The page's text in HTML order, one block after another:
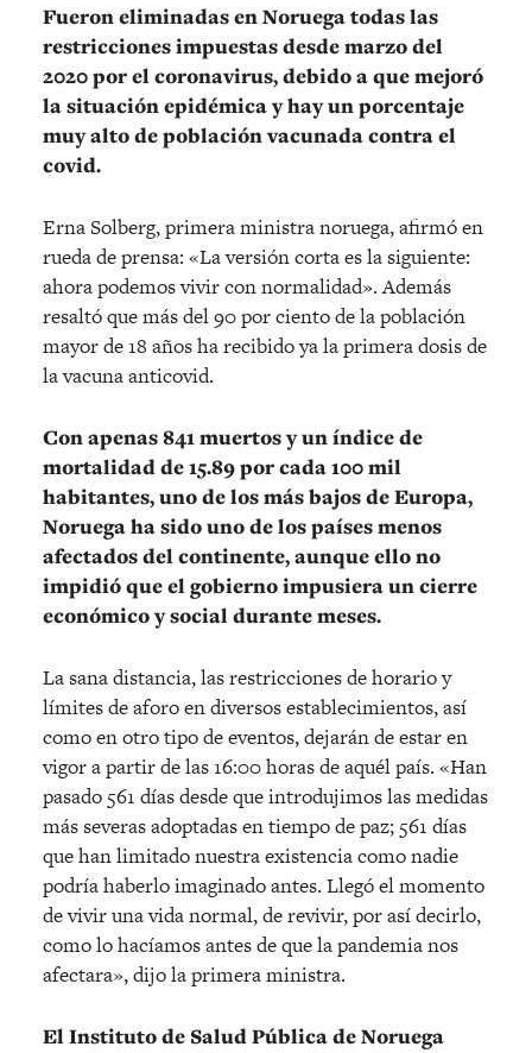
Fueron eliminadas en Noruega todas las
restricciones impuestas desde marzo del
2020 por el coronavirus, debido a que mejoró
la situación epidémica y hay un porcentaje
muy alto de población vacunada contra el
covid.
Erna Solberg, primera ministra noruega, afirmó en
rueda de prensa: «La versión corta es la siguiente:
ahora podemos vivir con normalidad». Además
resaltó que más del 90 por ciento de la población
mayor de 18 años ha recibido ya la primera dosis de
la vacuna anticovid.
Con apenas 841 muertos y un índice de
mortalidad de 15.89 por cada 100 mil
habitantes, uno de los más bajos de Europa,
Noruega ha sido uno de los países menos
afectados del continente, aunque ello no
impidió que el gobierno impusiera un cierre
económico y social durante meses.
La sana distancia, las restricciones de horario y
límites de aforo en diversos establecimientos, así
como en otro tipo de eventos, dejarán de estar en
vigor a partir de las 16:00 horas de aquél país. «Han
pasado 561 días desde que introdujimos las medidas
más severas adoptadas en tiempo de paz; 561 días
que han limitado nuestra existencia como nadie
podría haberlo imaginado antes. Llegó el momento
de vivir una vida normal, de revivir, por así decirlo,
como lo hacíamos antes de que la pandemia nos
afectara», dijo la primera ministra.
El Instituto de Salud Pública de Noruega